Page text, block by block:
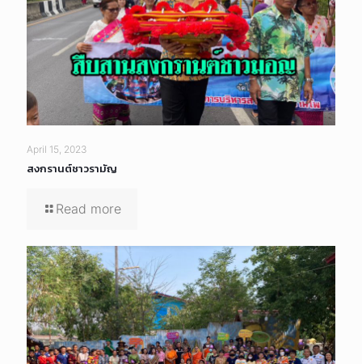
April 15, 2023
สงกรานต์ชาวรามัญ
Read more